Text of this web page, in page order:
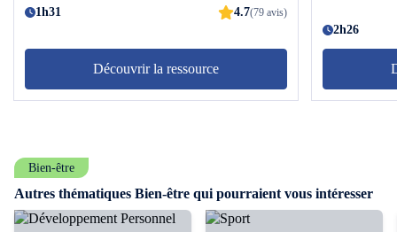
1h31 4.7(79 avis)
Découvrir la ressource
2h26
Bien-être
Autres thématiques Bien-être qui pourraient vous intéresser